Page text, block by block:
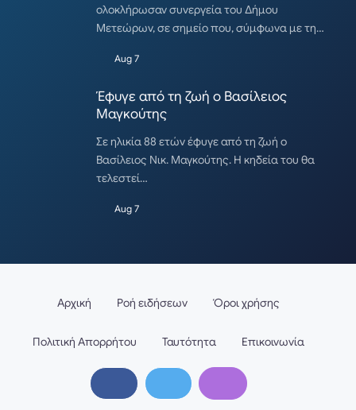
ολοκλήρωσαν συνεργεία του Δήμου
Μετεώρων, σε σημείο που, σύμφωνα με τη…
Aug 7
Έφυγε από τη ζωή ο Βασίλειος
Μαγκούτης
Σε ηλικία 88 ετών έφυγε από τη ζωή ο
Βασίλειος Νικ. Μαγκούτης. Η κηδεία του θα
τελεστεί…
Aug 7
Αρχική Ροή ειδήσεων Όροι χρήσης
Πολιτική Απορρήτου Ταυτότητα Επικοινωνία